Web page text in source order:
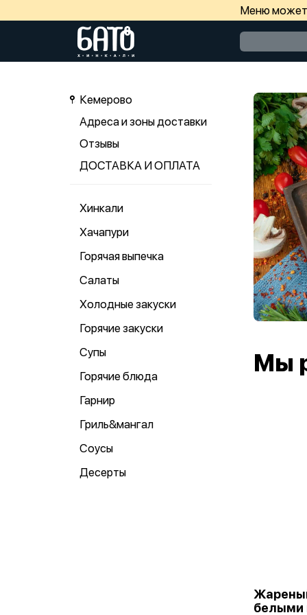
Меню может
Кемерово
Адреса и зоны доставки
Отзывы
ДОСТАВКА И ОПЛАТА
Хинкали
Хачапури
Горячая выпечка
Салаты
Холодные закуски
Горячие закуски
Супы
Горячие блюда
Гарнир
Гриль&мангал
Соусы
Десерты
Мы
белыми